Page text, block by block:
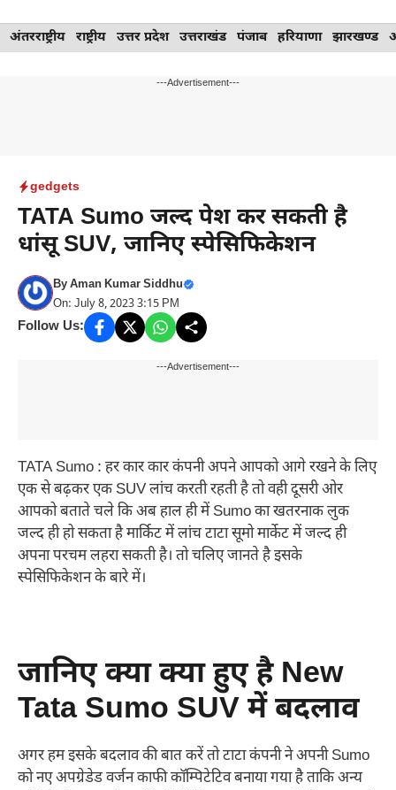
Skip
to
अंतरराष्ट्रीय राष्ट्रीय उत्तर प्रदेश उत्तराखंड पंजाब हरियाणा झारखण्ड
---Advertisement---
gedgets
TATA Sumo जल्द पेश कर सकती है
धांसू SUV, जानिए स्पेसिफिकेशन
ByAman Kumar Siddhu
On: July 8, 2023 3:15 PM
Follow Us:
---Advertisement---
TATA Sumo : हर कार कार कंपनी अपने आपको आगे रखने के लिए
एक से बढ़कर एक SUV लांच करती रहती है तो वही दूसरी ओर
आपको बताते चले कि अब हाल ही में Sumo का खतरनाक लुक
जल्द ही हो सकता है मार्किट में लांच टाटा सूमो मार्केट में जल्द ही
अपना परचम लहरा सकती है। तो चलिए जानते है इसके
स्पेसिफिकेशन के बारे में।
जानिए क्या क्या हुए है New
Tata Sumo SUV में बदलाव
अगर हम इसके बदलाव की बात करें तो टाटा कंपनी ने अपनी Sumo
को नए अपग्रेडेड वर्जन काफी कॉम्पिटेटिव बनाया गया है ताकि अन्य